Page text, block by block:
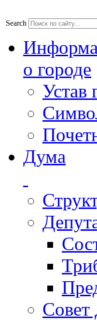
Search
о городе
Устав
Дума